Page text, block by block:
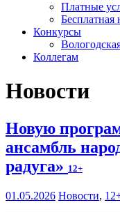
Платные
Конкурсы
Коллегам
Новости
Новую
ансамбль
радуга» 12+
01.05.2026 Новости,